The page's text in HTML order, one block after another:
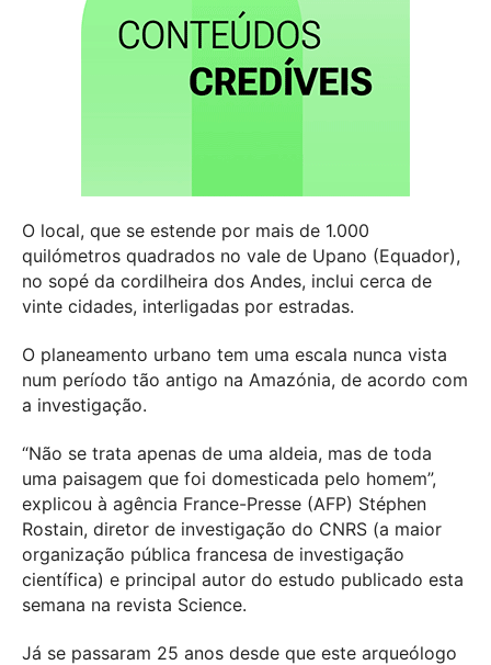
O local, que se estende por mais de 1.000
quilómetros quadrados no vale de Upano (Equador),
no sopé da cordilheira dos Andes, inclui cerca de
vinte cidades, interligadas por estradas.
O planeamento urbano tem uma escala nunca vista
num período tão antigo na Amazónia, de acordo com
a investigação.
“Não se trata apenas de uma aldeia, mas de toda
uma paisagem que foi domesticada pelo homem”,
explicou à agência France-Presse (AFP) Stéphen
Rostain, diretor de investigação do CNRS (a maior
organização pública francesa de investigação
científica) e principal autor do estudo publicado esta
semana na revista Science.
Já se passaram 25 anos desde que este arqueólogo